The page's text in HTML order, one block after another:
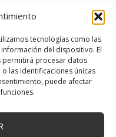
tecnologías como las
del dispositivo. El
permitirá procesar datos
las identificaciones únicas
puede afectar